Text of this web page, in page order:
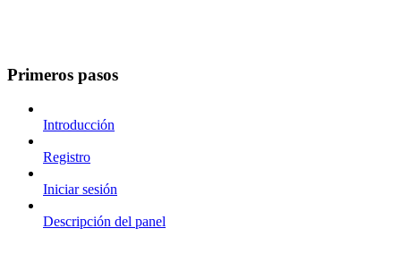
Primeros pasos
Introducción
Registro
Iniciar sesión
Descripción del panel